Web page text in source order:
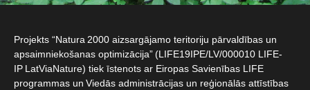
Projekts “Natura 2000 aizsargājamo teritoriju pārvaldības un
apsaimniekošanas optimizācija” (LIFE19IPE/LV/000010 LIFE-
IP LatViaNature) tiek īstenots ar Eiropas Savienības LIFE
programmas un Viedās administrācijas un reģionālās attīstības